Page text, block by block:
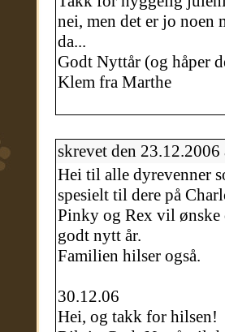
nei, men det er jo noen
da...
Godt Nyttår (og håper
Klem fra Marthe
skrevet den
Hei til alle dyrevenner
spesielt til dere på
Pinky og Rex vil
godt nytt år.
Familien hilser også.
30.12.06
Hei, og takk for hilsen!